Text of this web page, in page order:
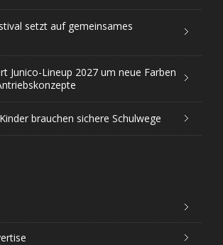
setzt auf gemeinsames
Junico-Lineup 2027 um neue Farben
brauchen sichere Schulwege